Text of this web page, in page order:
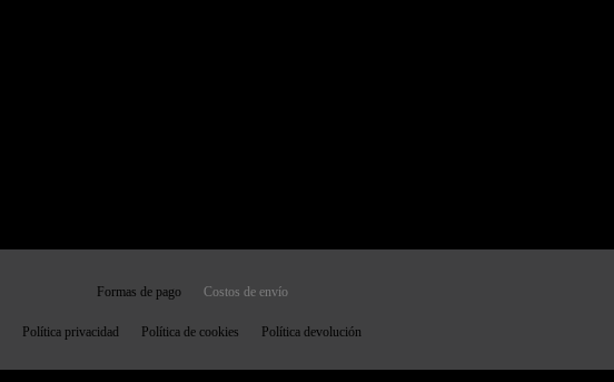
Formas de pago Costos de envío
Política privacidad Política de cookies Política devolución